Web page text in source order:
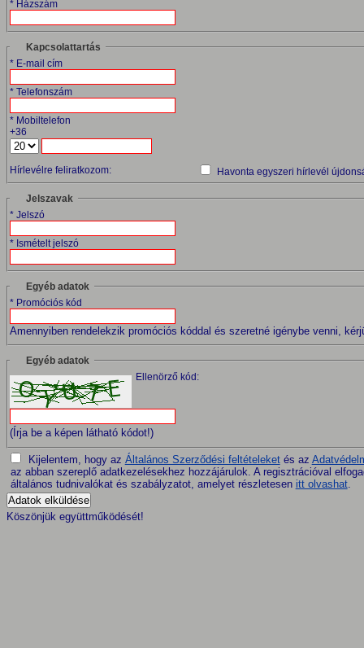
* Házszám
Kapcsolattartás
* E-mail cím
* Telefonszám
* Mobiltelefon
+36
Hírlevélre feliratkozom: Havonta egyszeri hírlevél
Jelszavak
* Jelszó
* Ismételt jelszó
Egyéb adatok
* Promóciós kód
Amennyiben rendelekzik promóciós kóddal és szeretné igénybe venni,
Egyéb adatok
Ellenörző kód:
(Írja be a képen látható kódot!)
Kijelentem, hogy az Általános Szerződési feltételeketés az
az abban szereplő adatkezelésekhez hozzájárulok. A regisztrációval
általános tudnivalókat és szabályzatot, amelyet részletesen itt olvashat.
Köszönjük együttműködését!